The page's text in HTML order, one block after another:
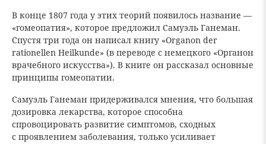
В конце 1807 года у этих теорий появилось название —
«гомеопатия», которое предложил Самуэль Ганеман.
Спустя три года он написал книгу «Organon der
rationellen Heilkunde» (в переводе с немецкого «Органон
врачебного искусства»). В книге он рассказал основные
принципы гомеопатии.
Самуэль Ганеман придерживался мнения, что большая
дозировка лекарства, которое способна
спровоцировать развитие симптомов, сходных
с проявлением заболевания, только усиливает